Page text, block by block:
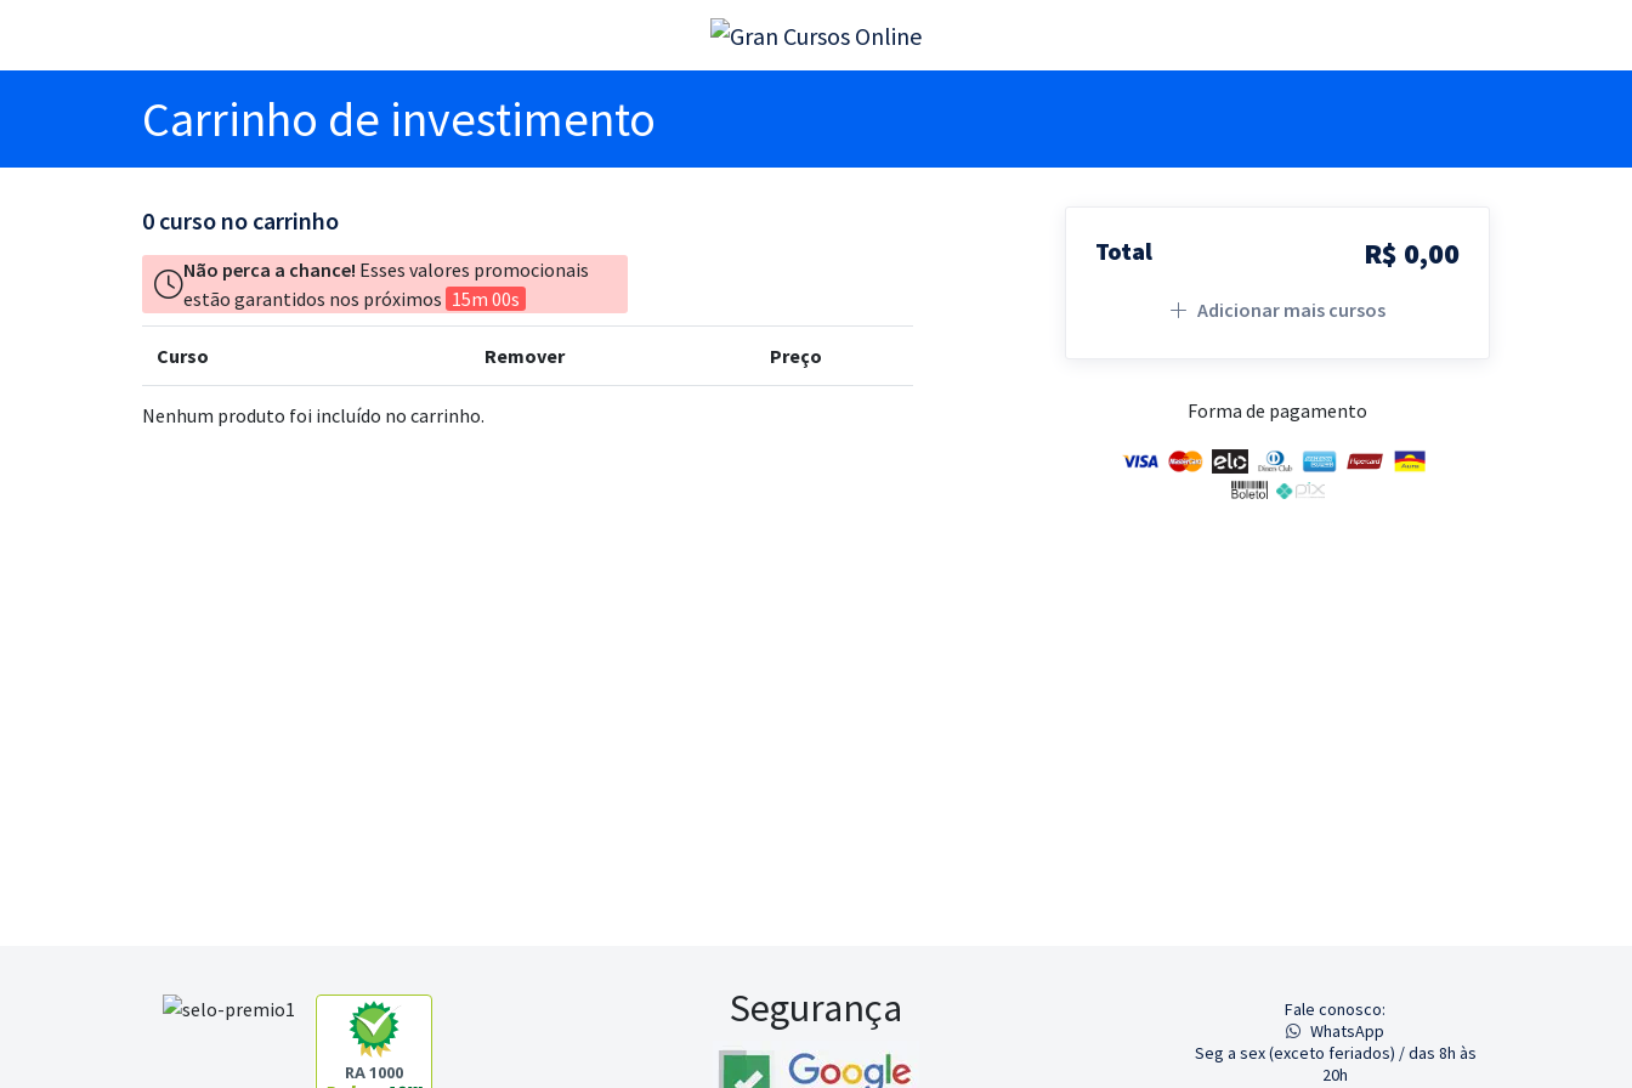
Carrinho de investimento
0 curso no carrinho
Não perca a chance! Esses valores promocionais
estão garantidos nos próximos 15m 00s
Curso Remover Preço
Nenhum produto foi incluído no carrinho.
Total R$ 0,00
Adicionar mais cursos
Forma de pagamento
RA 1000
Segurança
Fale conosco:
WhatsApp
Seg a sex (exceto feriados) / das 8h às
20h